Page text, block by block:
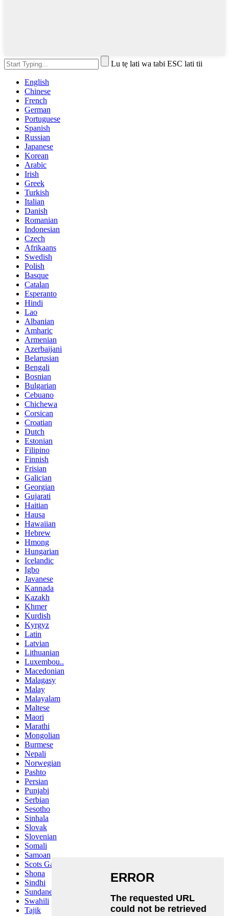
Lu tẹ lati wa tabi ESC lati tii
English
Chinese
French
German
Portuguese
Spanish
Russian
Japanese
Korean
Arabic
Irish
Greek
Turkish
Italian
Danish
Romanian
Indonesian
Czech
Afrikaans
Swedish
Polish
Basque
Catalan
Esperanto
Hindi
Lao
Albanian
Amharic
Armenian
Azerbaijani
Belarusian
Bengali
Bosnian
Bulgarian
Cebuano
Chichewa
Corsican
Croatian
Dutch
Estonian
Filipino
Finnish
Frisian
Galician
Georgian
Gujarati
Haitian
Hausa
Hawaiian
Hebrew
Hmong
Hungarian
Icelandic
Igbo
Javanese
Kannada
Kazakh
Khmer
Kurdish
Kyrgyz
Latin
Latvian
Lithuanian
Luxembou..
Macedonian
Malagasy
Malay
Malayalam
Maltese
Maori
Marathi
Mongolian
Burmese
Nepali
Norwegian
Pashto
Persian
Punjabi
Serbian
Sesotho
Sinhala
Slovak
Slovenian
Somali
Samoan
Scots Gaelic
Shona
Sindhi
Sundanese
Swahili
Tajik